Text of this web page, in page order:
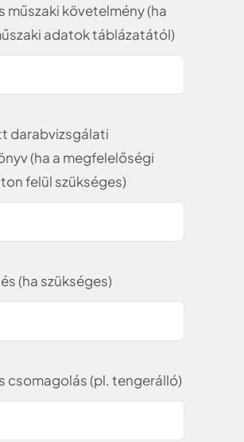
műszaki követelmény (ha
adatok táblázatától)
darabvizsgálati
(ha a megfelelőségi
felül szükséges)
(ha szükséges)
csomagolás (pl. tengerálló)